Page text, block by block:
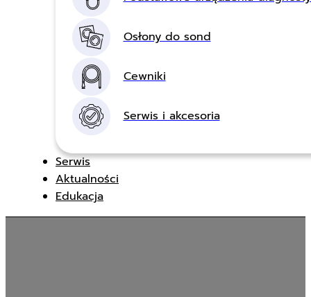
Osłony do sond
Cewniki
Serwis i akcesoria
Serwis
Aktualności
Edukacja